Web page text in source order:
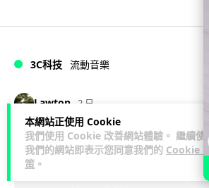
本網站正使用 Cookie
我們使用 Cookie 改善網站體驗。 繼續使
我們的網站即表示您同意我們的 Cookie
策 。
3C科技 流動音樂
Lawton 2 日
【評測】Sony IER-M500
耳機：現場拍攝、後製監